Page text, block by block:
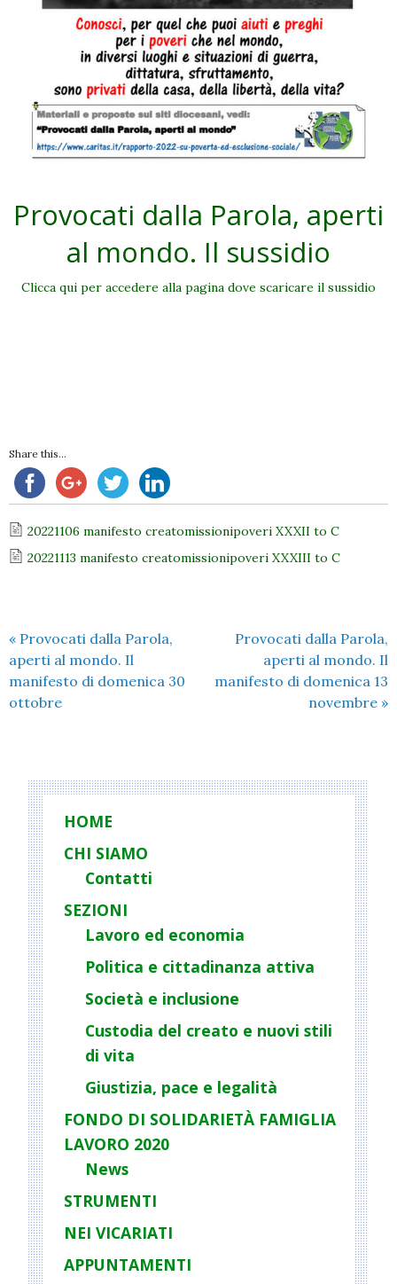
Provocati dalla Parola, aperti
al mondo. Il sussidio
Clicca qui per accedere alla pagina dove scaricare il sussidio
Share this...
20221106 manifesto creatomissionipoveri XXXII to C
20221113 manifesto creatomissionipoveri XXXIII to C
« Provocati dalla Parola,
aperti al mondo. Il
manifesto di domenica 30
ottobre
Provocati dalla Parola,
aperti al mondo. Il
manifesto di domenica 13
novembre »
HOME
CHI SIAMO
Contatti
SEZIONI
Lavoro ed economia
Politica e cittadinanza attiva
Società e inclusione
Custodia del creato e nuovi stili
di vita
Giustizia, pace e legalità
FONDO DI SOLIDARIETÀ FAMIGLIA
LAVORO 2020
News
STRUMENTI
NEI VICARIATI
APPUNTAMENTI